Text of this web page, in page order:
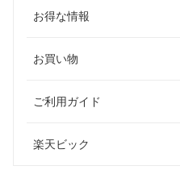
お得な情報
お買い物
ご利用ガイド
楽天ビック